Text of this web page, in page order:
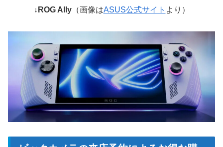
↓ROG Ally（画像はASUS公式サイト より）